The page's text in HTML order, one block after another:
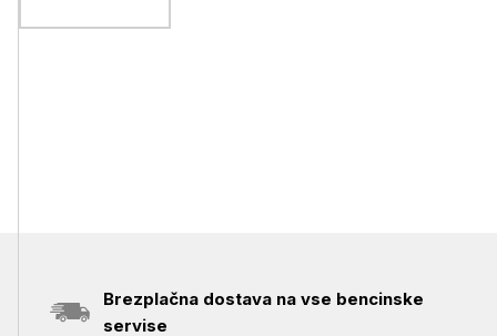
Brezplačna dostava na vse bencinske
servise